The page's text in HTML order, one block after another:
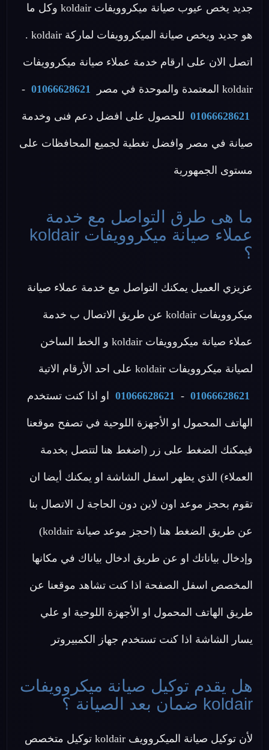
جديد يخص عيوب صيانة ميكروويفات koldair وكل ما
هو جديد ويخص صيانة الميكروويفات لماركة koldair .
اتصل الان على ارقام خدمة عملاء صيانة ميكروويفات
koldair المعتمدة والموحدة في مصر 01066628621
-
01066628621 للحصول على افضل دعم فنى وخدمة
صيانة في مصر وافضل تغطية لجميع المحافظات على
مستوى الجمهورية
ما هى طرق التواصل مع خدمة
عملاء صيانة ميكروويفات koldair
؟
عزيزي العميل يمكنك التواصل مع خدمة عملاء صيانة
ميكروويفات koldair عن طريق الاتصال ب خدمة
عملاء صيانة ميكروويفات koldair و الخط الساخن
لصيانة ميكروويفات koldair على احد الأرقام الاتية
01066628621
-
01066628621 او اذا كنت تستخدم
الهاتف المحمول او الأجهزة اللوحية في تصفح موقعنا
فيمكنك الضغط على زر (اضغط هنا لتتصل بخدمة
العملاء) الذي يظهر اسفل الشاشة او يمكنك أيضا ان
تقوم بحجز موعد اون لاين دون الحاجة ل الاتصال بنا
عن طريق الضغط هنا (احجز موعد صيانة koldair)
وإدخال بياناتك او عن طريق ادخال بياناك في مكانها
المخصص اسفل الصفحة اذا كنت تشاهد موقعنا عن
طريق الهاتف المحمول او الأجهزة اللوحية او علي
يسار الشاشة اذا كنت تستخدم جهاز الكمبيروتر
هل يقدم توكيل صيانة ميكروويفات
koldair ضمان بعد الصيانة ؟
لأن توكيل صيانة الميكروويف koldair توكيل متخصص